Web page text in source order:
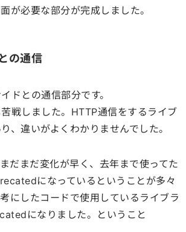
が必要な部分が完成しました。
の通信
ドとの通信部分です。
戦しました。HTTP通信をするライブ
、違いがよくわかりませんでした。
だまだ変化が早く、去年まで使ってた
になっているということが多々
にしたコードで使用しているライブラ
になりました。ということ